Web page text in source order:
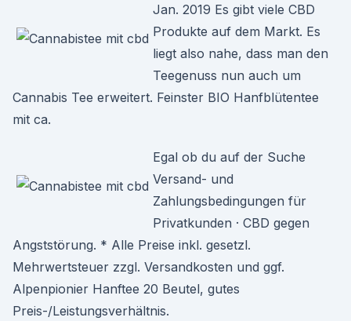
Jan. 2019 Es gibt viele CBD
Produkte auf dem Markt. Es
liegt also nahe, dass man den
Teegenuss nun auch um
Cannabis Tee erweitert. Feinster BIO Hanfblütentee
mit ca.
Egal ob du auf der Suche
Versand- und
Zahlungsbedingungen für
Privatkunden · CBD gegen
Angststörung. * Alle Preise inkl. gesetzl.
Mehrwertsteuer zzgl. Versandkosten und ggf.
Alpenpionier Hanftee 20 Beutel, gutes
Preis-/Leistungsverhältnis.